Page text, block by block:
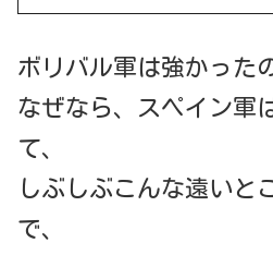
盟だけではな
ボリバル軍は強かった
なぜなら、スペイン軍
て、
しぶしぶこんな遠いと
で、